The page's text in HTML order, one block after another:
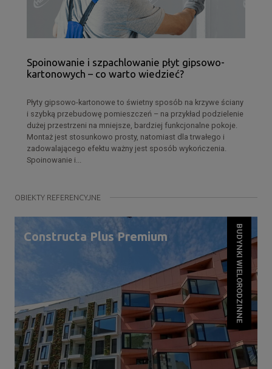
Spoinowanie i szpachlowanie płyt gipsowo-
kartonowych – co warto wiedzieć?
Płyty gipsowo-kartonowe to świetny sposób na krzywe ściany
i szybką przebudowę pomieszczeń – na przykład podzielenie
dużej przestrzeni na mniejsze, bardziej funkcjonalne pokoje.
Montaż jest stosunkowo prosty, natomiast dla trwałego i
zadowalającego efektu ważny jest sposób wykończenia.
Spoinowanie i...
OBIEKTY REFERENCYJNE
Constructa Plus Premium BUDYNKI WIELORODZINNE